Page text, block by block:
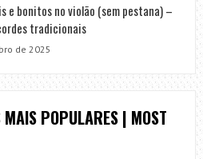
e bonitos no violão (sem pestana) –
tradicionais
de 2025
POPULARES | MOST